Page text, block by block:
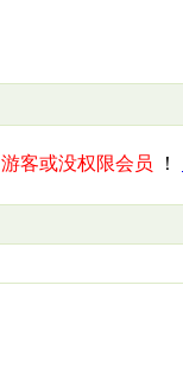
游客或没权限会员 ！